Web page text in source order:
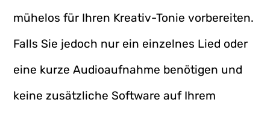
mühelos für Ihren Kreativ-Tonie vorbereiten.
Falls Sie jedoch nur ein einzelnes Lied oder
eine kurze Audioaufnahme benötigen und
keine zusätzliche Software auf Ihrem